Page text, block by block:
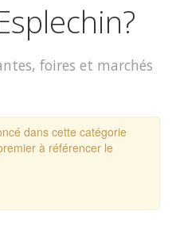
foires et marchés
dans cette catégorie
à référencer le